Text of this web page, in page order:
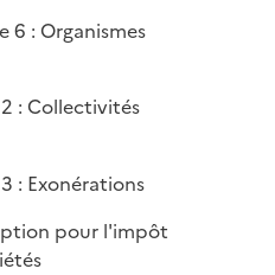
6 : Organismes
: Collectivités
: Exonérations
pour l'impôt